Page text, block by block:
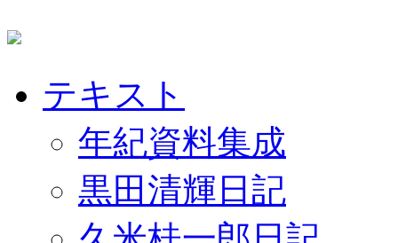
テキスト
年紀資料集成
黒田清輝日記